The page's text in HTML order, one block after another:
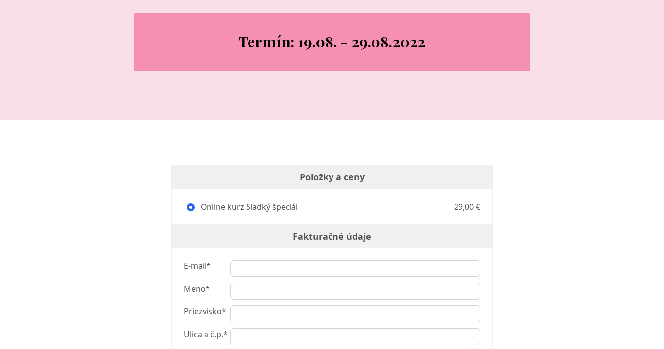
Termín: 19.08. - 29.08.2022
Položky a ceny
Online kurz Sladký špeciál 29,00 €
Fakturačné údaje
E-mail*
Meno*
Priezvisko*
Ulica a č.p.*